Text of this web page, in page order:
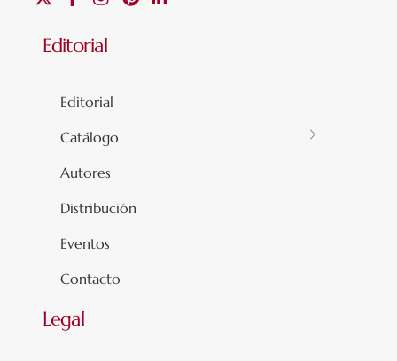
Editorial
Editorial
Catálogo
Autores
Distribución
Eventos
Contacto
Legal